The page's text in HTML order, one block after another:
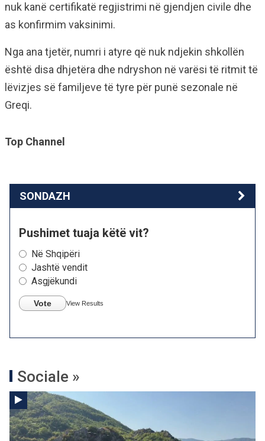
nuk kanë certifikatë regjistrimi në gjendjen civile dhe
as konfirmim vaksinimi.
Nga ana tjetër, numri i atyre që nuk ndjekin shkollën
është disa dhjetëra dhe ndryshon në varësi të ritmit të
lëvizjes së familjeve të tyre për punë sezonale në
Greqi.
Top Channel
SONDAZH
Pushimet tuaja këtë vit?
Në Shqipëri
Jashtë vendit
Asgjëkundi
Vote View Results
Sociale »